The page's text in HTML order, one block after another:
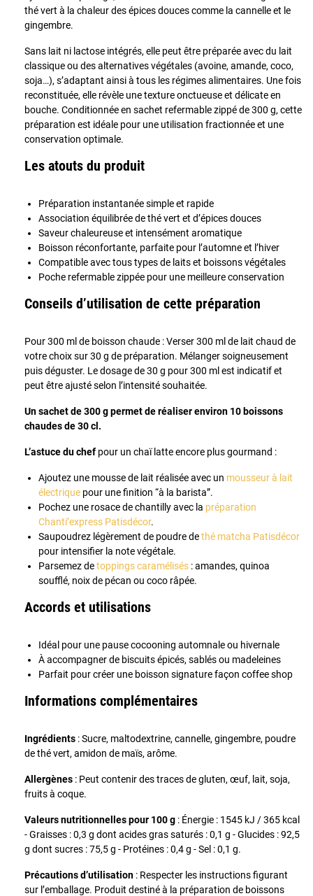
thé vert à la chaleur des épices douces comme la cannelle et le
gingembre.
Sans lait ni lactose intégrés, elle peut être préparée avec du lait
classique ou des alternatives végétales (avoine, amande, coco,
soja…), s’adaptant ainsi à tous les régimes alimentaires. Une fois
reconstituée, elle révèle une texture onctueuse et délicate en
bouche. Conditionnée en sachet refermable zippé de 300 g, cette
préparation est idéale pour une utilisation fractionnée et une
conservation optimale.
Les atouts du produit
Préparation instantanée simple et rapide
Association équilibrée de thé vert et d’épices douces
Saveur chaleureuse et intensément aromatique
Boisson réconfortante, parfaite pour l’automne et l’hiver
Compatible avec tous types de laits et boissons végétales
Poche refermable zippée pour une meilleure conservation
Conseils d’utilisation de cette préparation
Pour 300 ml de boisson chaude : Verser 300 ml de lait chaud de
votre choix sur 30 g de préparation. Mélanger soigneusement
puis déguster. Le dosage de 30 g pour 300 ml est indicatif et
peut être ajusté selon l’intensité souhaitée.
Un sachet de 300 g permet de réaliser environ 10 boissons
chaudes de 30 cl.
L’astuce du chef pour un chaï latte encore plus gourmand :
Ajoutez une mousse de lait réalisée avec un mousseur à lait
électrique pour une finition “à la barista”.
Pochez une rosace de chantilly avec la préparation
Chanti’express Patisdécor.
Saupoudrez légèrement de poudre dethé matcha Patisdécor
pour intensifier la note végétale.
Parsemez detoppings caramélisés : amandes, quinoa
soufflé, noix de pécan ou coco râpée.
Accords et utilisations
Idéal pour une pause cocooning automnale ou hivernale
À accompagner de biscuits épicés, sablés ou madeleines
Parfait pour créer une boisson signature façon coffee shop
Informations complémentaires
Ingrédients : Sucre, maltodextrine, cannelle, gingembre, poudre
de thé vert, amidon de maïs, arôme.
Allergènes : Peut contenir des traces de gluten, œuf, lait, soja,
fruits à coque.
Valeurs nutritionnelles pour 100 g : Énergie : 1545 kJ / 365 kcal
- Graisses : 0,3 g dont acides gras saturés : 0,1 g - Glucides : 92,5
g dont sucres : 75,5 g - Protéines : 0,4 g - Sel : 0,1 g.
Précautions d’utilisation : Respecter les instructions figurant
sur l’emballage. Produit destiné à la préparation de boissons